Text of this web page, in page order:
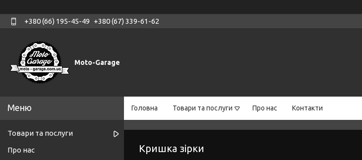
+380 (66) 195-45-49 +380 (67) 339-61-62
Moto-Garage
Головна Товари та послуги Про нас Контакти
Кришка зірки
Товари та послуги
Про нас